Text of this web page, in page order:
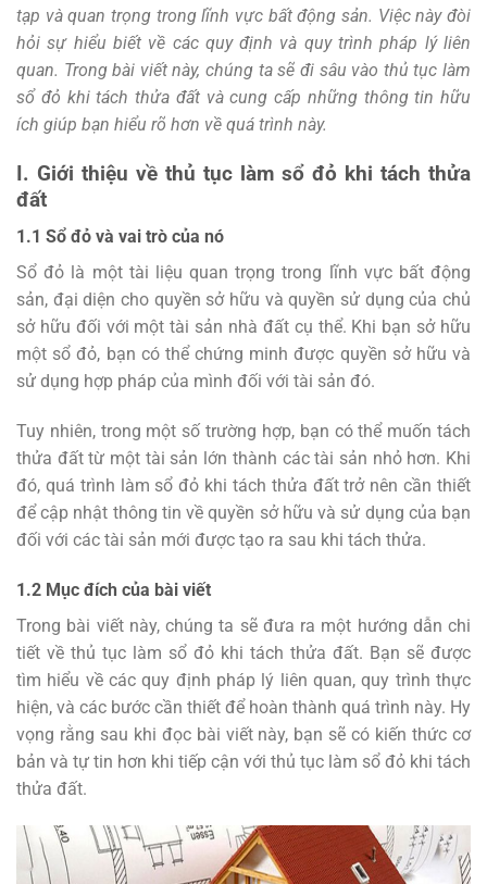
tạp và quan trọng trong lĩnh vực bất động sản. Việc này đòi
hỏi sự hiểu biết về các quy định và quy trình pháp lý liên
quan. Trong bài viết này, chúng ta sẽ đi sâu vào thủ tục làm
sổ đỏ khi tách thửa đất và cung cấp những thông tin hữu
ích giúp bạn hiểu rõ hơn về quá trình này.
I. Giới thiệu về thủ tục làm sổ đỏ khi tách thửa
đất
1.1 Sổ đỏ và vai trò của nó
Sổ đỏ là một tài liệu quan trọng trong lĩnh vực bất động
sản, đại diện cho quyền sở hữu và quyền sử dụng của chủ
sở hữu đối với một tài sản nhà đất cụ thể. Khi bạn sở hữu
một sổ đỏ, bạn có thể chứng minh được quyền sở hữu và
sử dụng hợp pháp của mình đối với tài sản đó.
Tuy nhiên, trong một số trường hợp, bạn có thể muốn tách
thửa đất từ một tài sản lớn thành các tài sản nhỏ hơn. Khi
đó, quá trình làm sổ đỏ khi tách thửa đất trở nên cần thiết
để cập nhật thông tin về quyền sở hữu và sử dụng của bạn
đối với các tài sản mới được tạo ra sau khi tách thửa.
1.2 Mục đích của bài viết
Trong bài viết này, chúng ta sẽ đưa ra một hướng dẫn chi
tiết về thủ tục làm sổ đỏ khi tách thửa đất. Bạn sẽ được
tìm hiểu về các quy định pháp lý liên quan, quy trình thực
hiện, và các bước cần thiết để hoàn thành quá trình này. Hy
vọng rằng sau khi đọc bài viết này, bạn sẽ có kiến thức cơ
bản và tự tin hơn khi tiếp cận với thủ tục làm sổ đỏ khi tách
thửa đất.